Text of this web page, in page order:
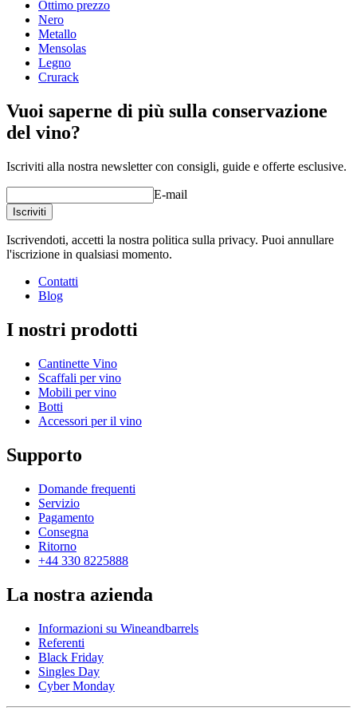
Profondità (cm)
Peso (kg)
Ottimo prezzo
Nero
Metallo
Mensolas
Legno
Crurack
Vuoi saperne di più sulla conservazione
del vino?
Iscriviti alla nostra newsletter con consigli, guide e offerte esclusive.
E-mail
Iscriviti
Iscrivendoti, accetti la nostra politica sulla privacy. Puoi annullare
l'iscrizione in qualsiasi momento.
Contatti
Blog
I nostri prodotti
Cantinette Vino
Scaffali per vino
Mobili per vino
Botti
Accessori per il vino
Supporto
Domande frequenti
Servizio
Pagamento
Consegna
Ritorno
+44 330 8225888
La nostra azienda
Informazioni su Wineandbarrels
Referenti
Black Friday
Singles Day
Cyber Monday